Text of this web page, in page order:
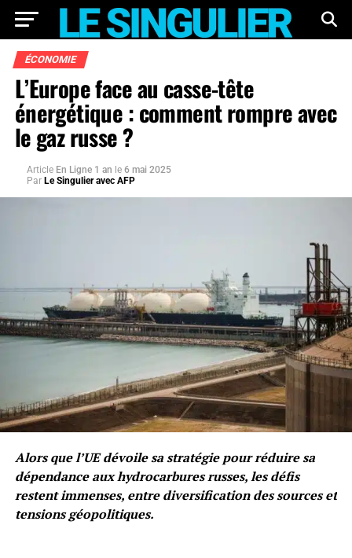
ÉCONOMIE
L’Europe face au casse-tête
énergétique : comment rompre avec
le gaz russe ?
Article En Ligne 1 an le 6 mai 2025
Par Le Singulier avec AFP
Alors que l’UE dévoile sa stratégie pour réduire sa
dépendance aux hydrocarbures russes, les défis
restent immenses, entre diversification des sources et
tensions géopolitiques.